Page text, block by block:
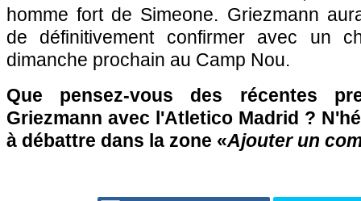
homme fort de Simeone. Griezmann
de définitivement confirmer avec un
dimanche prochain au Camp Nou.
Que pensez-vous des récentes
Griezmann avec l'Atletico Madrid ?
à débattre dans la zone «Ajouter un